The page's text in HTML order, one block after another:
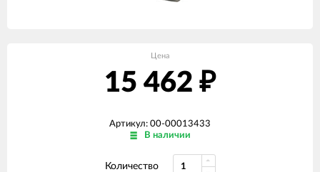
Цена
15 462 ₽
Артикул: 00-00013433
В наличии
Количество